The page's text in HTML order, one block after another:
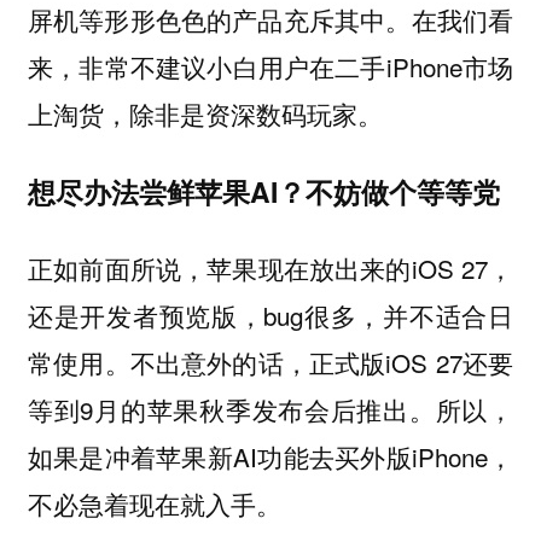
屏机等形形色色的产品充斥其中。在我们看
来，非常不建议小白用户在二手iPhone市场
上淘货，除非是资深数码玩家。
想尽办法尝鲜苹果AI？不妨做个等等党
正如前面所说，苹果现在放出来的iOS 27，
还是开发者预览版，bug很多，并不适合日
常使用。不出意外的话，正式版iOS 27还要
等到9月的苹果秋季发布会后推出。所以，
如果是冲着苹果新AI功能去买外版iPhone，
不必急着现在就入手。